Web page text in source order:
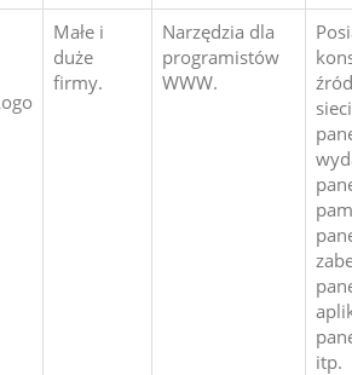
Małe i
duże
firmy.
Narzędzia dla
programistów
WWW.
itp.